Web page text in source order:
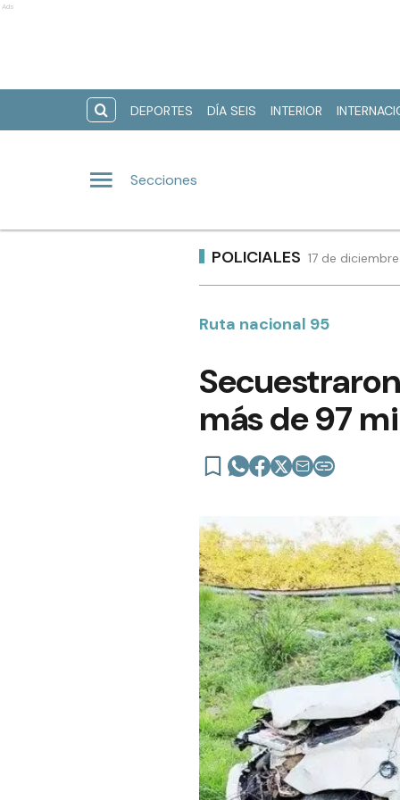
Ads
DEPORTES DÍA SEIS INTERIOR
Secciones
POLICIALES 17 de
Ruta nacional 95
más de 97